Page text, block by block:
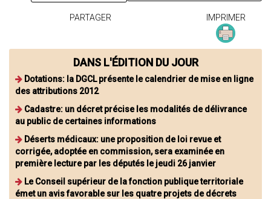
PARTAGER IMPRIMER
DANS L'ÉDITION DU JOUR
Dotations: la DGCL présente le calendrier de mise en ligne
des attributions 2012
Cadastre: un décret précise les modalités de délivrance
au public de certaines informations
Déserts médicaux: une proposition de loi revue et
corrigée, adoptée en commission, sera examinée en
première lecture par les députés le jeudi 26 janvier
Le Conseil supérieur de la fonction publique territoriale
émet un avis favorable sur les quatre projets de décrets